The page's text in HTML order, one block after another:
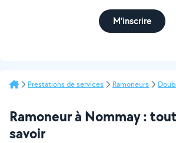
M'inscrire
Prestations de services Ramoneurs
Ramoneur à Nommay :
savoir